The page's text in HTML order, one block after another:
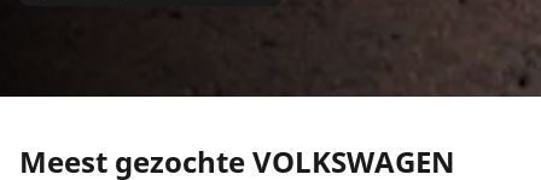
Meest gezochte VOLKSWAGEN